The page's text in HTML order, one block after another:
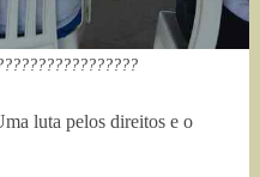
luta pelos direitos e o